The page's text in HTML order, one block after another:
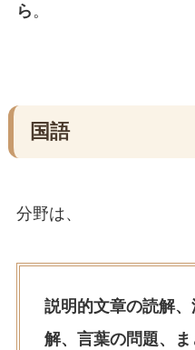
ら 。
国語
分野は、
説明的文章の読解
解、言葉の問題、